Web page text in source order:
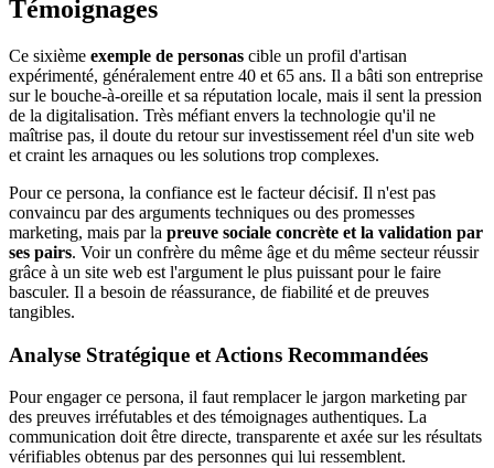
Témoignages
Ce sixième exemple de personas cible un profil d'artisan
expérimenté, généralement entre 40 et 65 ans. Il a bâti son entreprise
sur le bouche-à-oreille et sa réputation locale, mais il sent la pression
de la digitalisation. Très méfiant envers la technologie qu'il ne
maîtrise pas, il doute du retour sur investissement réel d'un site web
et craint les arnaques ou les solutions trop complexes.
Pour ce persona, la confiance est le facteur décisif. Il n'est pas
convaincu par des arguments techniques ou des promesses
marketing, mais par la preuve sociale concrète et la validation par
ses pairs. Voir un confrère du même âge et du même secteur réussir
grâce à un site web est l'argument le plus puissant pour le faire
basculer. Il a besoin de réassurance, de fiabilité et de preuves
tangibles.
Analyse Stratégique et Actions Recommandées
Pour engager ce persona, il faut remplacer le jargon marketing par
des preuves irréfutables et des témoignages authentiques. La
communication doit être directe, transparente et axée sur les résultats
vérifiables obtenus par des personnes qui lui ressemblent.